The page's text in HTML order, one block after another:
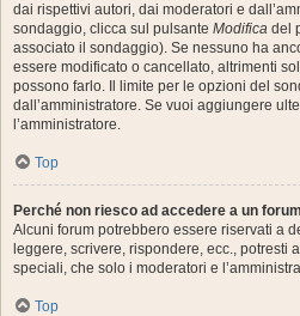
dai rispettivi autori, dai moderatori e
sondaggio, clicca sul pulsante Modifica del
associato il sondaggio). Se nessuno ha
essere modificato o cancellato, altrimenti
possono farlo. Il limite per le opzioni del
dall’amministratore. Se vuoi aggiungere
l’amministratore.
Top
Perché non riesco ad accedere a un
Alcuni forum potrebbero essere riservati a
leggere, scrivere, rispondere, ecc., potresti
speciali, che solo i moderatori e
Top